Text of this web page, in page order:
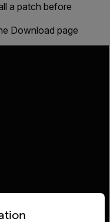
a patch before
Download page
from the